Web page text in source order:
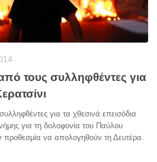
τους συλληφθέντες για
για τα χθεσινά επεισόδια
για τη δολοφονία του Παύλου
να απολογηθούν τη Δευτέρα.